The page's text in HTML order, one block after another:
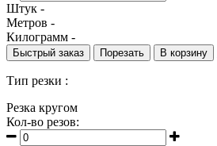
Штук -
Метров -
Килограмм -
Быстрый заказ Порезать В корзину
Тип резки :
Резка кругом
Кол-во резов: